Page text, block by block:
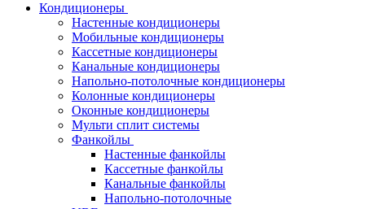
Кондиционеры
Настенные кондиционеры
Мобильные кондиционеры
Кассетные кондиционеры
Канальные кондиционеры
Напольно-потолочные кондиционеры
Колонные кондиционеры
Оконные кондиционеры
Мульти сплит системы
Фанкойлы
Настенные фанкойлы
Кассетные фанкойлы
Канальные фанкойлы
Напольно-потолочные